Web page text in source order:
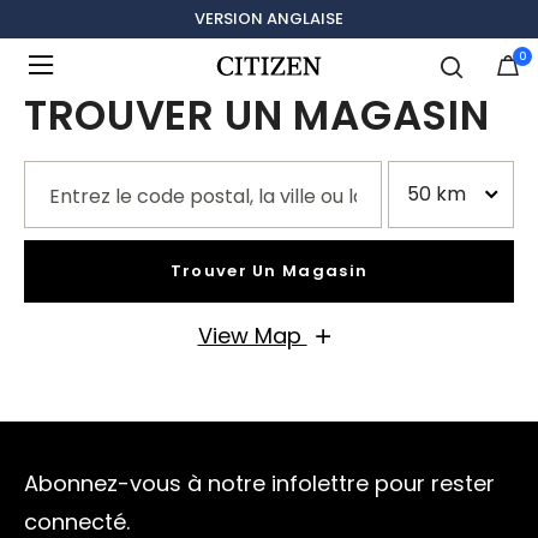
VERSION ANGLAISE
0
TROUVER UN MAGASIN
Trouver Un Magasin
View Map
Abonnez-vous à notre infolettre pour rester
connecté.
Ajouté à Gérer la liste